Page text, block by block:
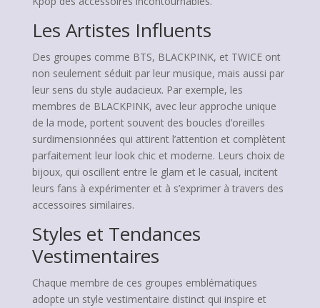
Les Artistes Influents
Des groupes comme BTS, BLACKPINK, et TWICE ont
non seulement séduit par leur musique, mais aussi par
leur sens du style audacieux. Par exemple, les
membres de BLACKPINK, avec leur approche unique
de la mode, portent souvent des boucles d’oreilles
surdimensionnées qui attirent l’attention et complètent
parfaitement leur look chic et moderne. Leurs choix de
bijoux, qui oscillent entre le glam et le casual, incitent
leurs fans à expérimenter et à s’exprimer à travers des
accessoires similaires.
Styles et Tendances
Vestimentaires
Chaque membre de ces groupes emblématiques
adopte un style vestimentaire distinct qui inspire et